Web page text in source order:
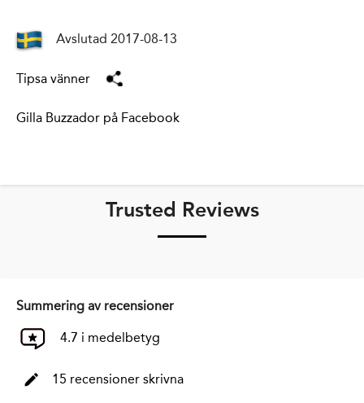
Avslutad 2017-08-13
Tipsa vänner
Gilla Buzzador på Facebook
Trusted Reviews
Summering av recensioner
4.7 i medelbetyg
15 recensioner skrivna